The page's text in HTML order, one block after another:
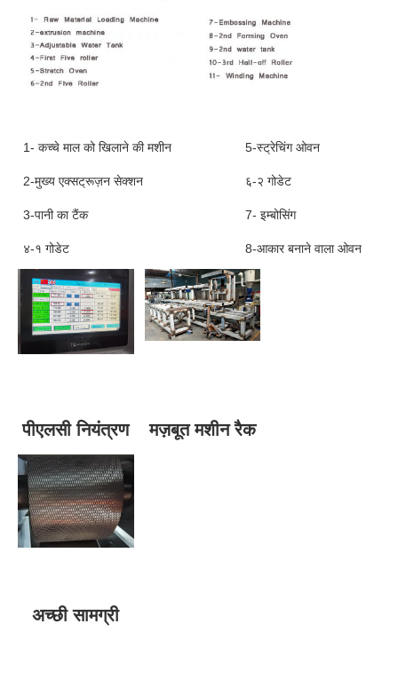
1- कच्चे माल को खिलाने की मशीन 5-स्ट्रेचिंग ओवन
2-मुख्य एक्सट्रूज़न सेक्शन ६-२ गोडेट
3-पानी का टैंक 7- इम्बोसिंग
४-१ गोडेट 8-आकार बनाने वाला ओवन
पीएलसी नियंत्रण मज़बूत मशीन रैक
अच्छी सामग्री